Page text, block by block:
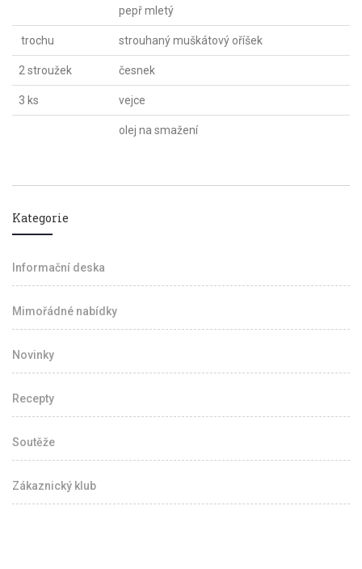
pepř mletý
trochu strouhaný muškátový oříšek
2 stroužek česnek
3 ks vejce
olej na smažení
Kategorie
Informační deska
Mimořádné nabídky
Novinky
Recepty
Soutěže
Zákaznický klub